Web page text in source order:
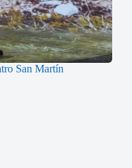
San Martín